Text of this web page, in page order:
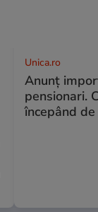
Unica.ro
Anunț
pensionari.
începând